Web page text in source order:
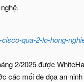
qua-2-lo-hong-
2/2025 được
các mối đe dọa an